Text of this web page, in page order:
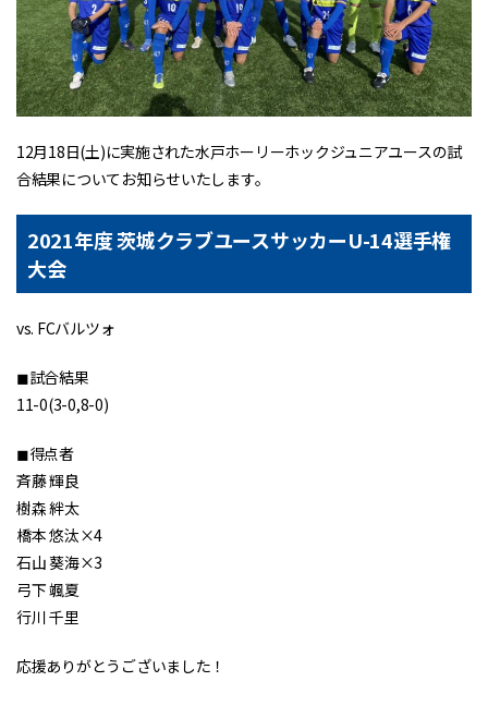
12月18日(土)に実施された水戸ホーリーホックジュニアユースの試
合結果についてお知らせいたします。
2021年度 茨城クラブユースサッカーU-14選手権
大会
vs. FCバルツォ
◼︎試合結果
11-0(3-0,8-0)
◼︎得点者
斉藤 輝良
樹森 絆太
橋本 悠汰×4
石山 葵海×3
弓下 颯夏
行川 千里
応援ありがとうございました！